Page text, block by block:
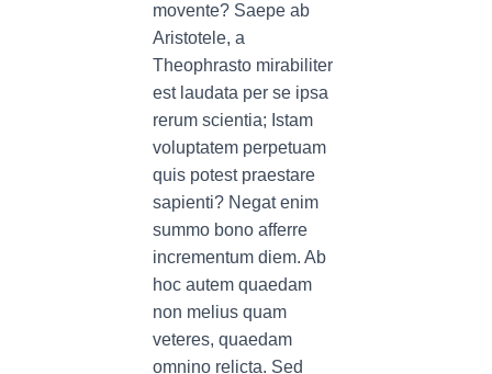
movente? Saepe ab
Aristotele, a
Theophrasto mirabiliter
est laudata per se ipsa
rerum scientia; Istam
voluptatem perpetuam
quis potest praestare
sapienti? Negat enim
summo bono afferre
incrementum diem. Ab
hoc autem quaedam
non melius quam
veteres, quaedam
omnino relicta. Sed